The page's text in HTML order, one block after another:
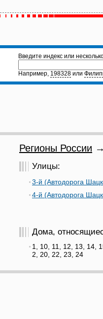
Введите индекс или
Например, 198328 или
Регионы России →
Улицы:
3-й (Автодорога
4-й (Автодорога
Дома,
1, 10, 11, 12, 13, 14,
2, 20, 22, 23, 24